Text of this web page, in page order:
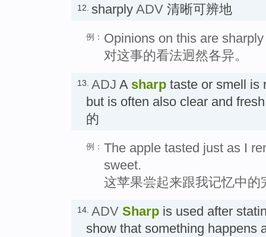
12. sharply ADV 清晰可辨地
例： Opinions on this are
对这事的看法迥然各异。
13. ADJ A sharp taste or smell is
but is often also clear and
的
例： The apple tasted just as I
sweet.
这苹果尝起来跟我记忆中
14. ADV Sharp is used after
show that something happens